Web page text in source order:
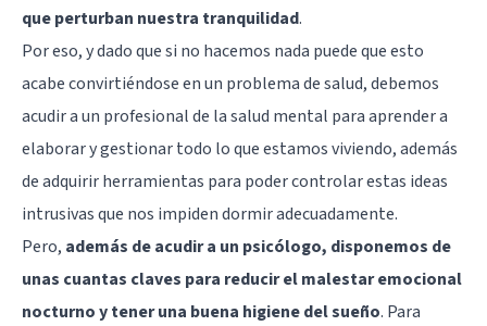
que perturban nuestra tranquilidad.
Por eso, y dado que si no hacemos nada puede que esto
acabe convirtiéndose en un problema de salud, debemos
acudir a un profesional de la salud mental para aprender a
elaborar y gestionar todo lo que estamos viviendo, además
de adquirir herramientas para poder controlar estas ideas
intrusivas que nos impiden dormir adecuadamente.
Pero, además de acudir a un psicólogo, disponemos de
unas cuantas claves para reducir el malestar emocional
nocturno y tener una buena higiene del sueño. Para